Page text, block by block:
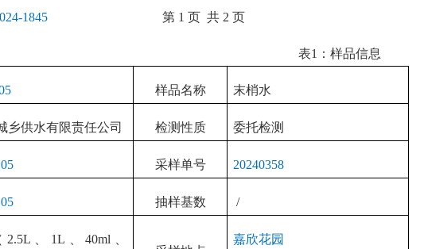
1845 第 1 页 共 2 页
表1 ：样品信息
样品名称 末梢水
乡供水有限责任公司 检测性质 委托检测
采样单号 20240358
抽样基数 /
2.5L 、 1L 、40ml 、
嘉欣花园